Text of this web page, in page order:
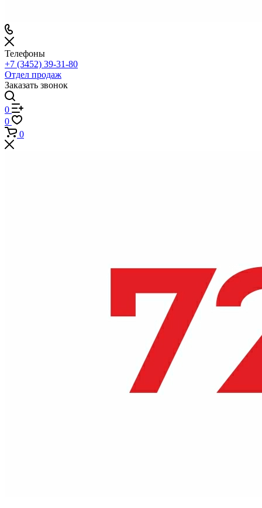
Телефоны
+7 (3452) 39-31-80
Отдел продаж
Заказать звонок
0
0
0